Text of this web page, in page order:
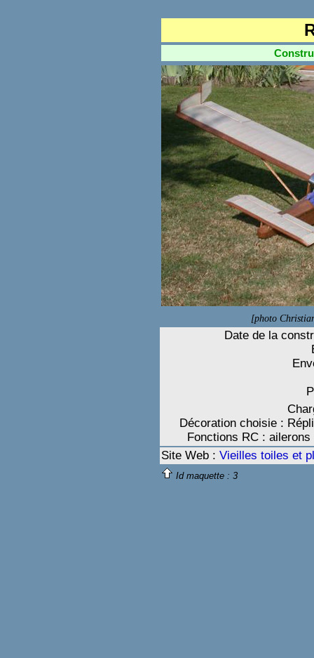
[photo
Date de la
Décoration choisie :
Fonctions RC :
Site Web : Vieilles toiles et
Id maquette : 3